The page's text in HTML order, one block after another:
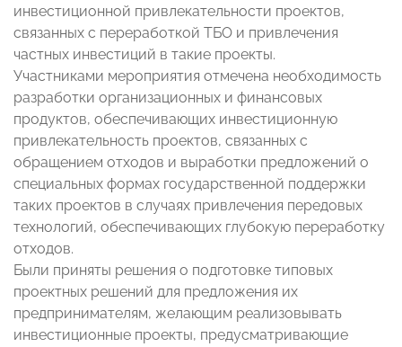
инвестиционной привлекательности проектов,
связанных с переработкой ТБО и привлечения
частных инвестиций в такие проекты.
Участниками мероприятия отмечена необходимость
разработки организационных и финансовых
продуктов, обеспечивающих инвестиционную
привлекательность проектов, связанных с
обращением отходов и выработки предложений о
специальных формах государственной поддержки
таких проектов в случаях привлечения передовых
технологий, обеспечивающих глубокую переработку
отходов.
Были приняты решения о подготовке типовых
проектных решений для предложения их
предпринимателям, желающим реализовывать
инвестиционные проекты, предусматривающие